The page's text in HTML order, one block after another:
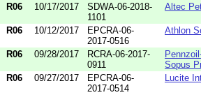
R06 10/17/2017
SDWA-06-2018-
1101
Altec
R06 10/12/2017
EPCRA-06-
2017-0516
Athlon
R06 09/28/2017
RCRA-06-2017-
0911
Sopus
R06
09/27/2017
EPCRA-06-
2017-0514
Lucite